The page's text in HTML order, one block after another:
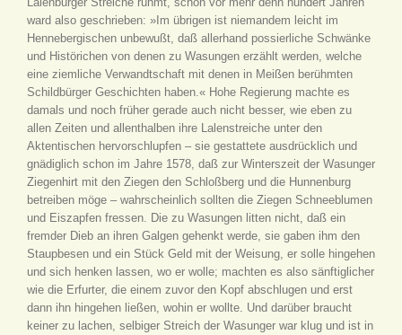
ward also geschrieben: »Im übrigen ist niemandem leicht im
Hennebergischen unbewußt, daß allerhand possierliche Schwänke
und Histörichen von denen zu Wasungen erzählt werden, welche
eine ziemliche Verwandtschaft mit denen in Meißen berühmten
Schildbürger Geschichten haben.« Hohe Regierung machte es
damals und noch früher gerade auch nicht besser, wie eben zu
allen Zeiten und allenthalben ihre Lalenstreiche unter den
Aktentischen hervorschlupfen – sie gestattete ausdrücklich und
gnädiglich schon im Jahre 1578, daß zur Winterszeit der Wasunger
Ziegenhirt mit den Ziegen den Schloßberg und die Hunnenburg
betreiben möge – wahrscheinlich sollten die Ziegen Schneeblumen
und Eiszapfen fressen. Die zu Wasungen litten nicht, daß ein
fremder Dieb an ihren Galgen gehenkt werde, sie gaben ihm den
Staupbesen und ein Stück Geld mit der Weisung, er solle hingehen
und sich henken lassen, wo er wolle; machten es also sänftiglicher
wie die Erfurter, die einem zuvor den Kopf abschlugen und erst
dann ihn hingehen ließen, wohin er wollte. Und darüber braucht
keiner zu lachen, selbiger Streich der Wasunger war klug und ist in